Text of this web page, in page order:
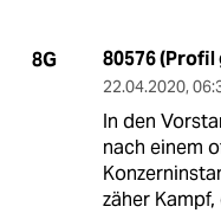
8G 80576
22.04.2020,
In den
nach einem
zäher